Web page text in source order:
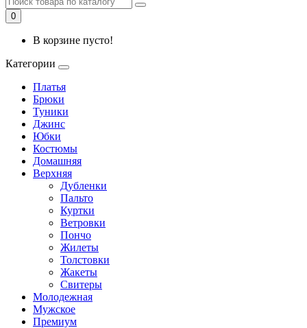
0
В корзине пусто!
Категории
Платья
Брюки
Туники
Джинс
Юбки
Костюмы
Домашняя
Верхняя
Дубленки
Пальто
Куртки
Ветровки
Пончо
Жилеты
Толстовки
Жакеты
Свитеры
Молодежная
Мужское
Премиум